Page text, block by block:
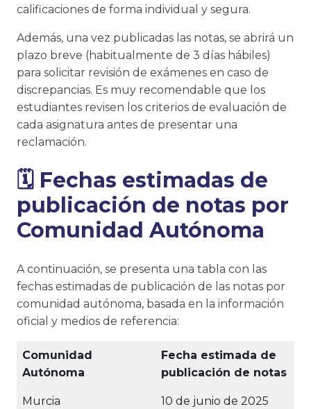
calificaciones de forma individual y segura.
Además, una vez publicadas las notas, se abrirá un
plazo breve (habitualmente de 3 días hábiles)
para solicitar revisión de exámenes en caso de
discrepancias. Es muy recomendable que los
estudiantes revisen los criterios de evaluación de
cada asignatura antes de presentar una
reclamación.
🗓️ Fechas estimadas de
publicación de notas por
Comunidad Autónoma
A continuación, se presenta una tabla con las
fechas estimadas de publicación de las notas por
comunidad autónoma, basada en la información
oficial y medios de referencia:
Comunidad
Autónoma
Fecha estimada de
publicación de notas
Murcia 10 de junio de 2025